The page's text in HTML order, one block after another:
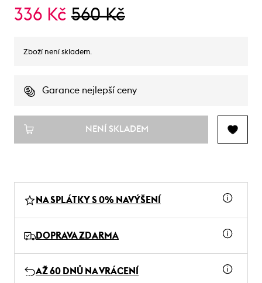
336 Kč 560 Kč
Zboží není skladem.
Garance nejlepší ceny
NENÍ SKLADEM
NA SPLÁTKY S 0% NAVÝŠENÍ
DOPRAVA ZDARMA
AŽ 60 DNŮ NA VRÁCENÍ